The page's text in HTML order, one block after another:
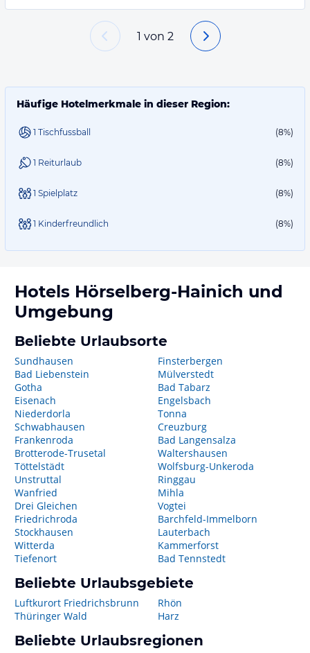
1 von 2
Häufige Hotelmerkmale in dieser Region:
1 Tischfussball (8%)
1 Reiturlaub (8%)
1 Spielplatz (8%)
1 Kinderfreundlich (8%)
Hotels Hörselberg-Hainich und
Umgebung
Beliebte Urlaubsorte
Sundhausen
Bad Liebenstein
Gotha
Eisenach
Niederdorla
Schwabhausen
Frankenroda
Brotterode-Trusetal
Töttelstädt
Unstruttal
Wanfried
Drei Gleichen
Friedrichroda
Stockhausen
Witterda
Tiefenort
Finsterbergen
Mülverstedt
Bad Tabarz
Engelsbach
Tonna
Creuzburg
Bad Langensalza
Waltershausen
Wolfsburg-Unkeroda
Ringgau
Mihla
Vogtei
Barchfeld-Immelborn
Lauterbach
Kammerforst
Bad Tennstedt
Beliebte Urlaubsgebiete
Luftkurort Friedrichsbrunn
Thüringer Wald
Rhön
Harz
Beliebte Urlaubsregionen